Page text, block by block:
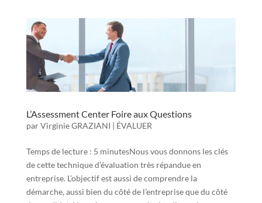
L’Assessment Center Foire aux Questions
parVirginie GRAZIANI | ÉVALUER
Temps de lecture : 5 minutesNous vous donnons les clés
de cette technique d’évaluation très répandue en
entreprise. L’objectif est aussi de comprendre la
démarche, aussi bien du côté de l’entreprise que du côté